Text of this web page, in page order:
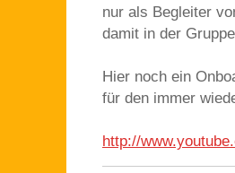
nur als Begleiter
damit in der
Hier noch ein
für den immer
http://